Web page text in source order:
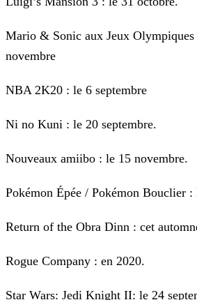
Mario & Sonic aux Jeux
novembre
NBA 2K20 : le 6 septembre
Ni no Kuni : le 20 septembre.
Nouveaux amiibo : le 15 novembre.
Pokémon Épée / Pokémon Bouclier :
Return of the Obra Dinn : cet
Rogue Company : en 2020.
Star Wars: Jedi Knight II: le 24